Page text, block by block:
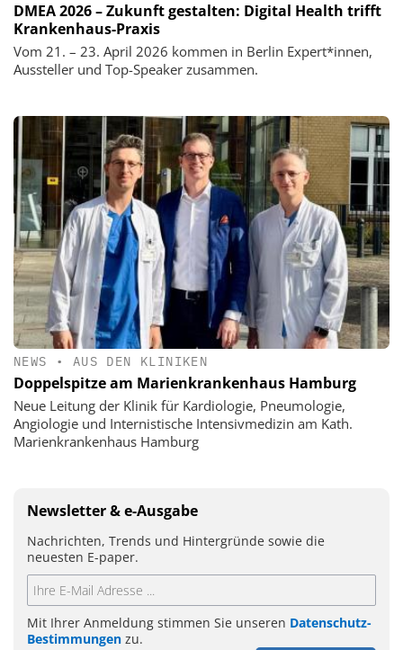
DMEA 2026 – Zukunft gestalten: Digital Health trifft
Krankenhaus-Praxis
Vom 21. – 23. April 2026 kommen in Berlin Expert*innen,
Aussteller und Top-Speaker zusammen.
NEWS • AUS DEN KLINIKEN
Doppelspitze am Marienkrankenhaus Hamburg
Neue Leitung der Klinik für Kardiologie, Pneumologie,
Angiologie und Internistische Intensivmedizin am Kath.
Marienkrankenhaus Hamburg
Newsletter & e-Ausgabe
Nachrichten, Trends und Hintergründe sowie die
neuesten E-paper.
Mit Ihrer Anmeldung stimmen Sie unseren Datenschutz-
Bestimmungen zu.